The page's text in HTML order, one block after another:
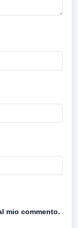
mio commento.